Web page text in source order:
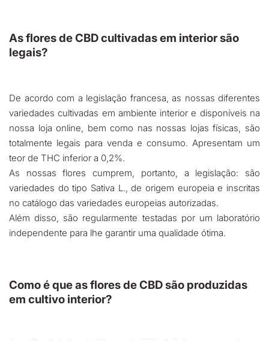
As flores de CBD cultivadas em interior são
legais?
De acordo com a legislação francesa, as nossas diferentes
variedades cultivadas em ambiente interior e disponíveis na
nossa loja online, bem como nas nossas lojas físicas, são
totalmente legais para venda e consumo. Apresentam um
teor de THC inferior a 0,2%.
As nossas flores cumprem, portanto, a legislação: são
variedades do tipo Sativa L., de origem europeia e inscritas
no catálogo das variedades europeias autorizadas.
Além disso, são regularmente testadas por um laboratório
independente para lhe garantir uma qualidade ótima.
Como é que as flores de CBD são produzidas
em cultivo interior?